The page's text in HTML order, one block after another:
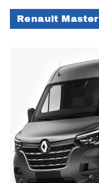
Renault Master